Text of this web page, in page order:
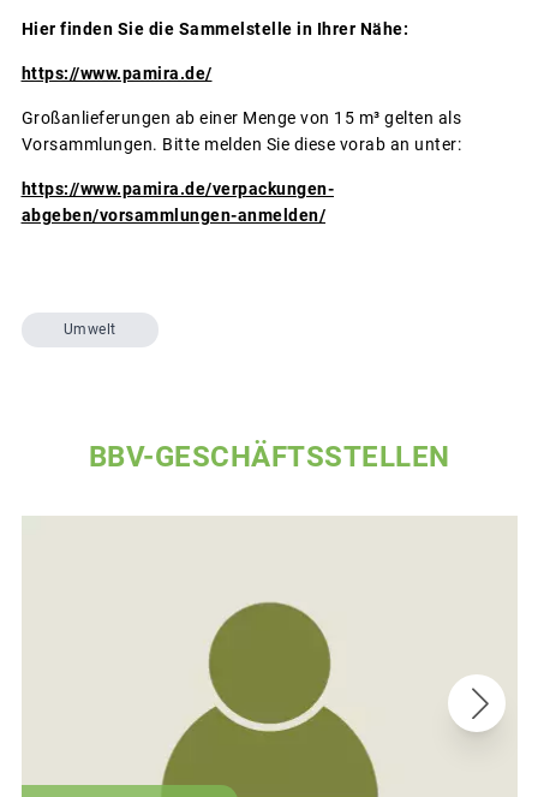
Hier finden Sie die Sammelstelle in Ihrer Nähe:
https://www.pamira.de/
Großanlieferungen ab einer Menge von 15 m³ gelten als
Vorsammlungen. Bitte melden Sie diese vorab an unter:
https://www.pamira.de/verpackungen-
abgeben/vorsammlungen-anmelden/
Umwelt
BBV-GESCHÄFTSSTELLEN